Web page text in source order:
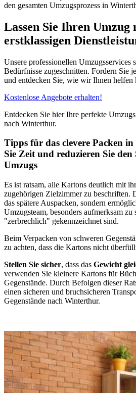
den gesamten Umzugsprozess in
Lassen Sie Ihren Umzug
erstklassigen
Unsere professionellen
Bedürfnisse zugeschnitten. Fordern Sie
und entdecken Sie, wie wir Ihnen helfen
Kostenlose Angebote erhalten!
Entdecken Sie hier Ihre perfekte
nach Winterthur.
Tipps für das clevere Packen
Sie Zeit und reduzieren Sie den
Umzugs
Es ist ratsam, alle Kartons deutlich mit
zugehörigen Zielzimmer zu beschriften.
das spätere Auspacken, sondern
Umzugsteam, besonders aufmerksam
"zerbrechlich" gekennzeichnet sind.
Beim Verpacken von schweren
zu achten, dass die Kartons nicht
Stellen Sie sicher, dass das Gewicht
verwenden Sie kleinere Kartons für
Gegenstände. Durch Befolgen dieser
einen sicheren und bruchsicheren
Gegenstände nach Winterthur.